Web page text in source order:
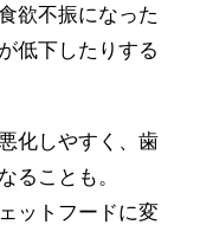
欲不振になった
低下したりする
化しやすく、歯
ることも。
ットフードに変